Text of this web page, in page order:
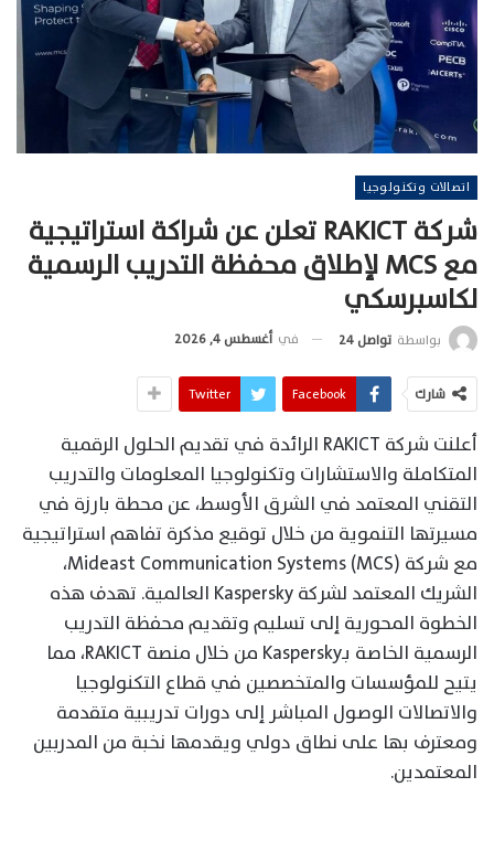
اتصالات وتكنولوجيا
شركة RAKICT تعلن عن شراكة استراتيجية
مع MCS لإطلاق محفظة التدريب الرسمية
لكاسبرسكي
بواسطة تواصل 24 في أغسطس 4, 2026
شارك Facebook
Twitter
أعلنت شركة RAKICT الرائدة في تقديم الحلول الرقمية
المتكاملة والاستشارات وتكنولوجيا المعلومات والتدريب
التقني المعتمد في الشرق الأوسط، عن محطة بارزة في
مسيرتها التنموية من خلال توقيع مذكرة تفاهم استراتيجية
مع شركة Mideast Communication Systems (MCS)،
الشريك المعتمد لشركة Kaspersky العالمية. تهدف هذه
الخطوة المحورية إلى تسليم وتقديم محفظة التدريب
الرسمية الخاصة بـKaspersky من خلال منصة RAKICT، مما
يتيح للمؤسسات والمتخصصين في قطاع التكنولوجيا
والاتصالات الوصول المباشر إلى دورات تدريبية متقدمة
ومعترف بها على نطاق دولي ويقدمها نخبة من المدربين
المعتمدين.